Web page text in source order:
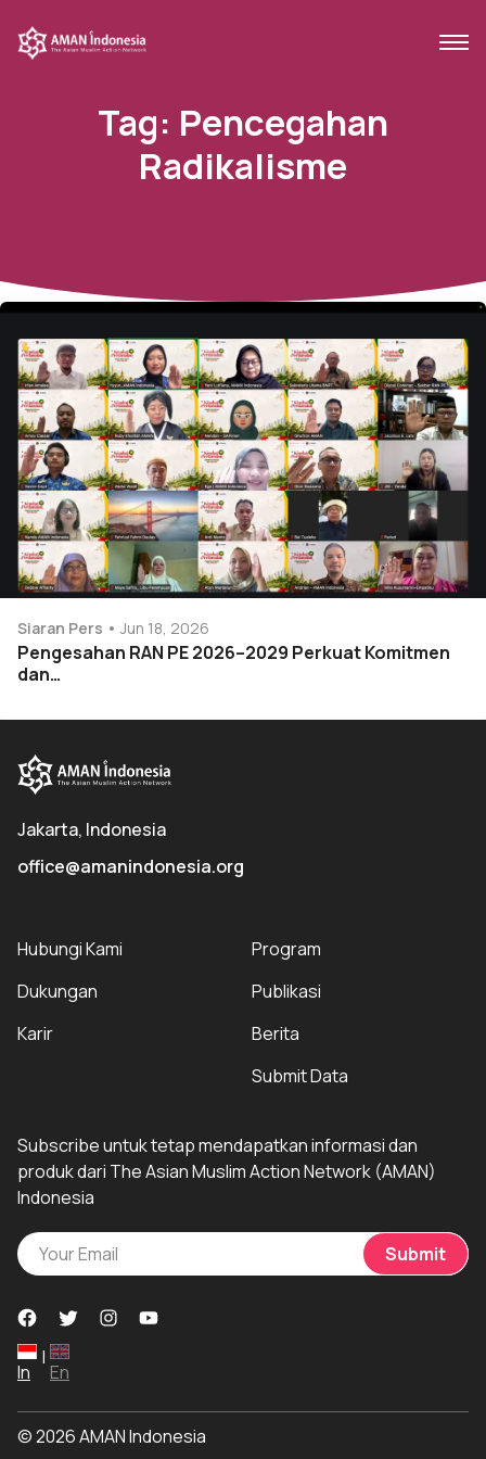
Tag: Pencegahan
Radikalisme
Siaran Pers Jun 18, 2026
Pengesahan RAN PE 2026–2029 Perkuat Komitmen
dan…
Jakarta, Indonesia
office@amanindonesia.org
Hubungi Kami
Dukungan
Karir
Program
Publikasi
Berita
Submit Data
Subscribe untuk tetap mendapatkan informasi dan
produk dari The Asian Muslim Action Network (AMAN)
Indonesia
Submit
In
|
En
© 2026 AMAN Indonesia